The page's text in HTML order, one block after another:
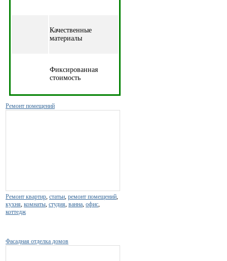
Качественные
материалы
Фиксированная
стоимость
Ремонт помещений
Ремонт квартир, статьи, ремонт помещений,
кухня, комнаты, студия, ванна, офис,
коттедж
Фасадная отделка домов